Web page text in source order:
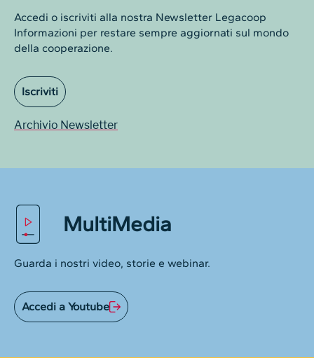
Accedi o iscriviti alla nostra Newsletter Legacoop
Informazioni per restare sempre aggiornati sul mondo
della cooperazione.
Iscriviti
Archivio Newsletter
MultiMedia
Guarda i nostri video, storie e webinar.
Accedi a Youtube